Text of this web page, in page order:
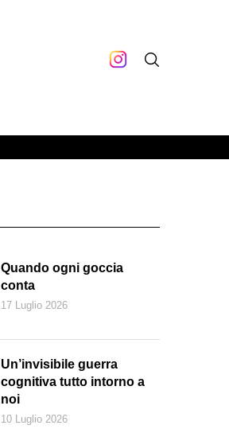
Quando ogni goccia
conta
17 Luglio 2026
Un’invisibile guerra
cognitiva tutto intorno a
noi
10 Luglio 2026